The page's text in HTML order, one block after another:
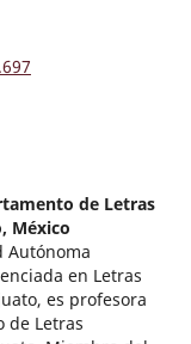
de Letras
México
Autónoma
en Letras
es profesora
de Letras